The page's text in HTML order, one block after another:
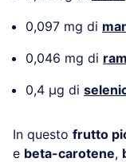
0,097 mg di
0,046 mg di
0,4 µg di
In questo frutto
e beta-carotene,